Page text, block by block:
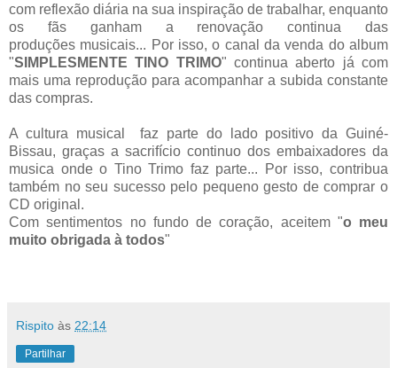
com reflexão diária na sua inspiração de trabalhar, enquanto
os fãs ganham a renovação continua das
produções musicais... Por isso, o canal da venda do album
"SIMPLESMENTE TINO TRIMO" continua aberto já com
mais uma reprodução para acompanhar a subida constante
das compras.
A cultura musical faz parte do lado positivo da Guiné-
Bissau, graças a sacrifício continuo dos embaixadores da
musica onde o Tino Trimo faz parte... Por isso, contribua
também no seu sucesso pelo pequeno gesto de comprar o
CD original.
Com sentimentos no fundo de coração, aceitem "o meu
muito obrigada à todos"
Rispito às 22:14
Partilhar